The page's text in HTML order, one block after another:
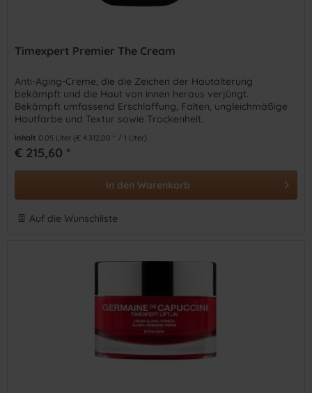
Timexpert Premier The Cream
Anti-Aging-Creme, die die Zeichen der Hautalterung
bekämpft und die Haut von innen heraus verjüngt.
Bekämpft umfassend Erschlaffung, Falten, ungleichmäßige
Hautfarbe und Textur sowie Trockenheit.
Inhalt 0.05 Liter (€ 4.312,00 * / 1 Liter)
€ 215,60 *
In den Warenkorb
Auf die Wunschliste